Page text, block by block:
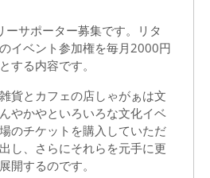
ーサポーター募集です。リタ
イベント参加権を毎月2000円
する内容です。
貨とカフェの店しゃがぁは文
やかやといろいろな文化イベ
のチケットを購入していただ
し、さらにそれらを元手に更
開するのです。